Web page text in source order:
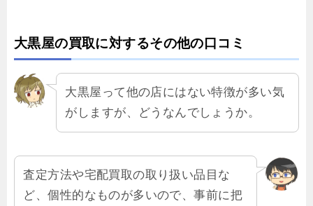
大黒屋の買取に対するその他の口コミ
大黒屋って他の店にはない特徴が多い気
がしますが、どうなんでしょうか。
査定方法や宅配買取の取り扱い品目な
ど、個性的なものが多いので、事前に把